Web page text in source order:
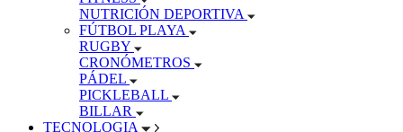
NUTRICIÓN DEPORTIVA
FÚTBOL PLAYA
RUGBY
CRONÓMETROS
PÁDEL
PICKLEBALL
BILLAR
TECNOLOGIA